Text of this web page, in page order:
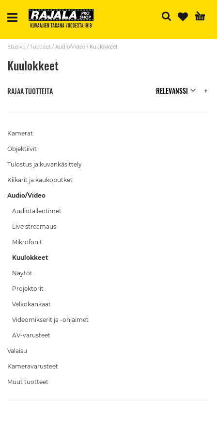
Etusivu Tuotteet Audio/Video Kuulokkeet
Kuulokkeet
Kamerat
Objektiivit
Tulostus ja kuvankäsittely
Kiikarit ja kaukoputket
Audio/Video
Audiotallentimet
Live streamaus
Mikrofonit
Kuulokkeet
Näytöt
Projektorit
Valkokankaat
Videomikserit ja -ohjaimet
AV-varusteet
Valaisu
Kameravarusteet
Muut tuotteet
RAJAA TUOTTEITA